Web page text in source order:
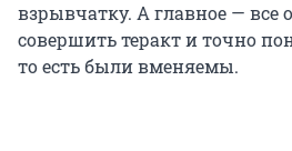
взрывчатку. А главное — все
совершить теракт и точно
то есть были вменяемы.